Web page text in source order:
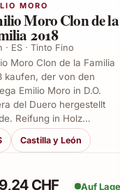
zum
Gattinara Tre
einer
verwendet?
MORO
Moro Clon de la
2018
· ES · Tinto Fino
Moro Clon de la Familia
kaufen, der von den
Emilio Moro in D.O.
del Duero hergestellt
Reifung in Holz…
Castilla y León
CHF Auf